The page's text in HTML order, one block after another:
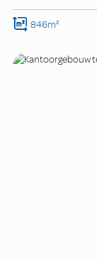
846m²